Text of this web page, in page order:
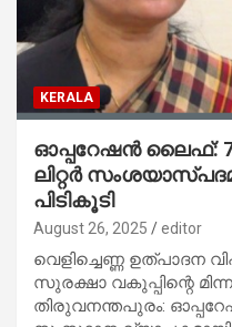
KERALA
ഓപ്പറേഷന്‍ ലൈഫ്: 7
ലിറ്റര്‍
പിടികൂടി
August 26, 2025 editor
വെളിച്ചെണ്ണ ഉത്പാദന
സുരക്ഷാ വകുപ്പിന്റെ
തിരുവനന്തപുരം: